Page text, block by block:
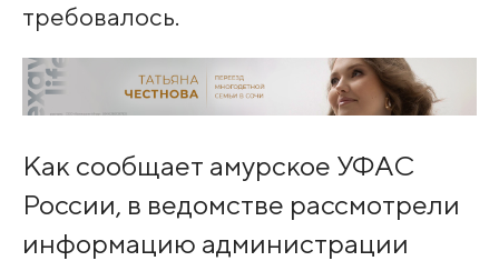
требовалось.
Как сообщает амурское УФАС
России, в ведомстве рассмотрели
информацию администрации